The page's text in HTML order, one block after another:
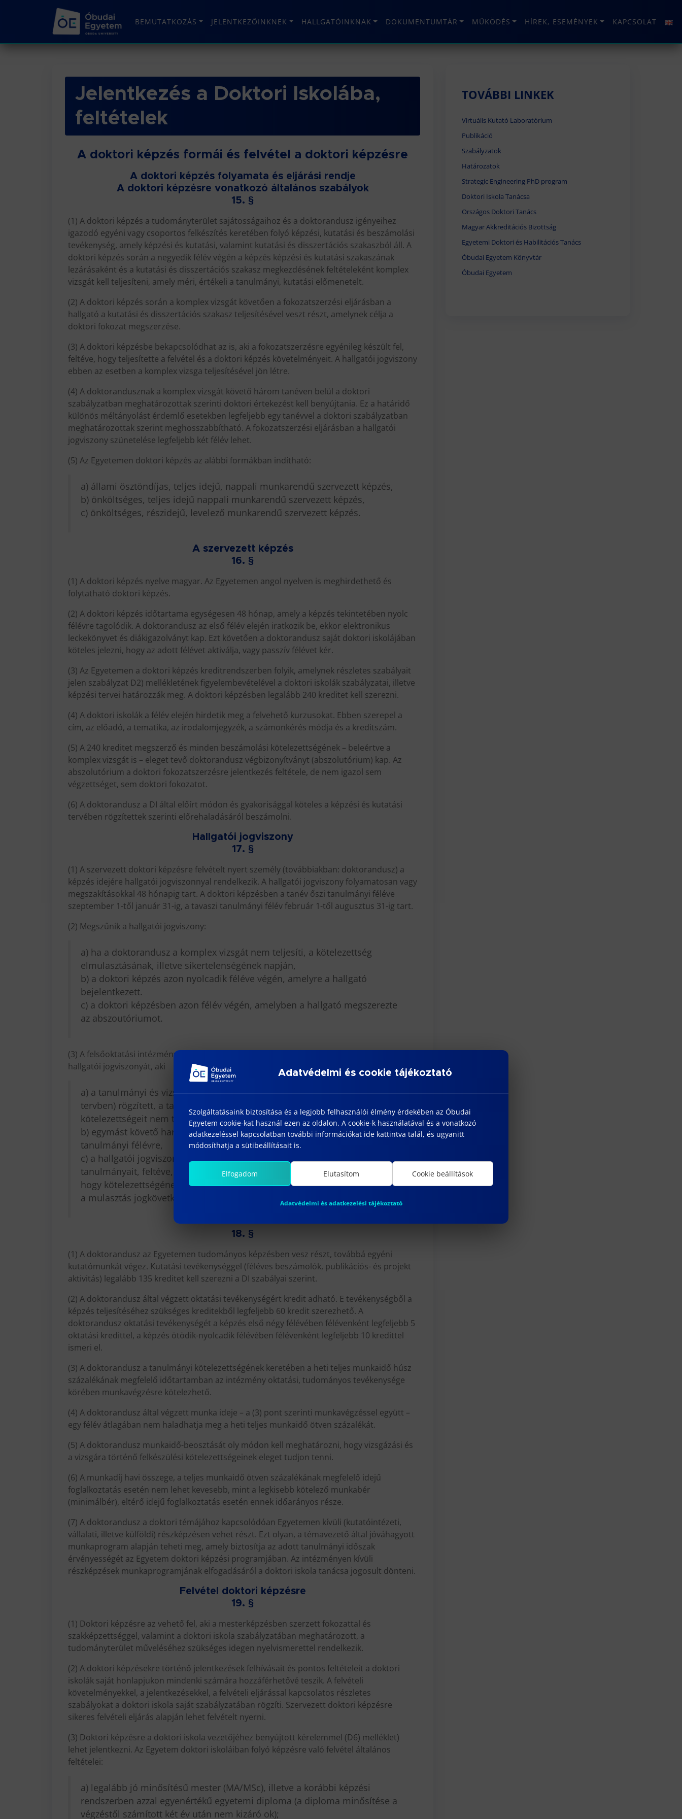
BEMUTATKOZÁS JELENTKEZŐINKNEK HALLGATÓINKNAK DOKUMENTUMTÁR MŰKÖDÉS HÍREK, ESEMÉNYEK KAPCSOLAT
Jelentkezés a Doktori Iskolába,
feltételek
A doktori képzés formái és felvétel a doktori képzésre
A doktori képzés folyamata és eljárási rendje
A doktori képzésre vonatkozó általános szabályok
15. §
(1) A doktori képzés a tudományterület sajátosságaihoz és a doktorandusz igényeihez
igazodó egyéni vagy csoportos felkészítés keretében folyó képzési, kutatási és beszámolási
tevékenység, amely képzési és kutatási, valamint kutatási és disszertációs szakaszból áll. A
doktori képzés során a negyedik félév végén a képzés képzési és kutatási szakaszának
lezárásaként és a kutatási és disszertációs szakasz megkezdésének feltételeként komplex
vizsgát kell teljesíteni, amely méri, értékeli a tanulmányi, kutatási előmenetelt.
(2) A doktori képzés során a komplex vizsgát követően a fokozatszerzési eljárásban a
hallgató a kutatási és disszertációs szakasz teljesítésével veszt részt, amelynek célja a
doktori fokozat megszerzése.
(3) A doktori képzésbe bekapcsolódhat az is, aki a fokozatszerzésre egyénileg készült fel,
feltéve, hogy teljesítette a felvétel és a doktori képzés követelményeit. A hallgatói jogviszony
ebben az esetben a komplex vizsga teljesítésével jön létre.
(4) A doktorandusznak a komplex vizsgát követő három tanéven belül a doktori
szabályzatban meghatározottak szerinti doktori értekezést kell benyújtania. Ez a határidő
különös méltányolást érdemlő esetekben legfeljebb egy tanévvel a doktori szabályzatban
meghatározottak szerint meghosszabbítható. A fokozatszerzési eljárásban a hallgatói
jogviszony szünetelése legfeljebb két félév lehet.
(5) Az Egyetemen doktori képzés az alábbi formákban indítható:
a) állami ösztöndíjas, teljes idejű, nappali munkarendű szervezett képzés,
b) önköltséges, teljes idejű nappali munkarendű szervezett képzés,
c) önköltséges, részidejű, levelező munkarendű szervezett képzés.
A szervezett képzés
16. §
(1) A doktori képzés nyelve magyar. Az Egyetemen angol nyelven is meghirdethető és
folytatható doktori képzés.
(2) A doktori képzés időtartama egységesen 48 hónap, amely a képzés tekintetében nyolc
félévre tagolódik. A doktorandusz az első félév elején iratkozik be, ekkor elektronikus
leckekönyvet és diákigazolványt kap. Ezt követően a doktorandusz saját doktori iskolájában
köteles jelezni, hogy az adott félévet aktiválja, vagy passzív félévet kér.
(3) Az Egyetemen a doktori képzés kreditrendszerben folyik, amelynek részletes szabályait
jelen szabályzat D2) mellékletének figyelembevételével a doktori iskolák szabályzatai, illetve
képzési tervei határozzák meg. A doktori képzésben legalább 240 kreditet kell szerezni.
(4) A doktori iskolák a félév elején hirdetik meg a felvehető kurzusokat. Ebben szerepel a
cím, az előadó, a tematika, az irodalomjegyzék, a számonkérés módja és a kreditszám.
(5) A 240 kreditet megszerző és minden beszámolási kötelezettségének – beleértve a
komplex vizsgát is – eleget tevő doktorandusz végbizonyítványt (abszolutórium) kap. Az
abszolutórium a doktori fokozatszerzésre jelentkezés feltétele, de nem igazol sem
végzettséget, sem doktori fokozatot.
(6) A doktorandusz a DI által előírt módon és gyakorisággal köteles a képzési és kutatási
tervében rögzítettek szerinti előrehaladásáról beszámolni.
Hallgatói jogviszony
17. §
(1) A szervezett doktori képzésre felvételt nyert személy (továbbiakban: doktorandusz) a
képzés idejére hallgatói jogviszonnyal rendelkezik. A hallgatói jogviszony folyamatosan vagy
megszakításokkal 48 hónapig tart. A doktori képzésben a tanév őszi tanulmányi féléve
szeptember 1-től január 31-ig, a tavaszi tanulmányi félév február 1-től augusztus 31-ig tart.
(2) Megszűnik a hallgatói jogviszony:
a) ha a doktorandusz a komplex vizsgát nem teljesíti, a kötelezettség
elmulasztásának, illetve sikertelenségének napján,
b) a doktori képzés azon nyolcadik féléve végén, amelyre a hallgató
bejelentkezett.
c) a doktori képzésben azon félév végén, amelyben a hallgató megszerezte
az abszoutóriumot.
(3) A felsőoktatási intézmény egyoldalú nyilatkozattal is megszünteti annak a hallgatónak a
hallgatói jogviszonyát, aki
a) a tanulmányi és vizsgaszabályzatban, illetve a tantervben (képzési
tervben) rögzített, a tanulmányokban való előrehaladással kapcsolatos
kötelezettségeit nem teljesíti,
b) egymást követő harmadik alkalommal nem jelentkezik be a következő
tanulmányi félévre,
c) a hallgatói jogviszony szünetelését követően nem kezdi meg
tanulmányait, feltéve, hogy a hallgatót előzetesen írásban felhívták arra,
hogy kötelezettségének a megadott határidőig tegyen eleget és tájékoztatták
a mulasztás jogkövetkezményeiről.
18. §
(1) A doktorandusz az Egyetemen tudományos képzésben vesz részt, továbbá egyéni
kutatómunkát végez. Kutatási tevékenységgel (féléves beszámolók, publikációs- és projekt
aktivitás) legalább 135 kreditet kell szerezni a DI szabályai szerint.
(2) A doktorandusz által végzett oktatási tevékenységért kredit adható. E tevékenységből a
képzés teljesítéséhez szükséges kreditekből legfeljebb 60 kredit szerezhető. A
doktorandusz oktatási tevékenységét a képzés első négy félévében félévenként legfeljebb 5
oktatási kredittel, a képzés ötödik-nyolcadik félévében félévenként legfeljebb 10 kredittel
ismeri el.
(3) A doktorandusz a tanulmányi kötelezettségének keretében a heti teljes munkaidő húsz
százalékának megfelelő időtartamban az intézmény oktatási, tudományos tevékenysége
körében munkavégzésre kötelezhető.
(4) A doktorandusz által végzett munka ideje – a (3) pont szerinti munkavégzéssel együtt –
egy félév átlagában nem haladhatja meg a heti teljes munkaidő ötven százalékát.
(5) A doktorandusz munkaidő-beosztását oly módon kell meghatározni, hogy vizsgázási és
a vizsgára történő felkészülési kötelezettségeinek eleget tudjon tenni.
(6) A munkadíj havi összege, a teljes munkaidő ötven százalékának megfelelő idejű
foglalkoztatás esetén nem lehet kevesebb, mint a legkisebb kötelező munkabér
(minimálbér), eltérő idejű foglalkoztatás esetén ennek időarányos része.
(7) A doktorandusz a doktori témájához kapcsolódóan Egyetemen kívüli (kutatóintézeti,
vállalati, illetve külföldi) részképzésen vehet részt. Ezt olyan, a témavezető által jóváhagyott
munkaprogram alapján teheti meg, amely biztosítja az adott tanulmányi időszak
érvényességét az Egyetem doktori képzési programjában. Az intézményen kívüli
részképzések munkaprogramjának elfogadásáról a doktori iskola tanácsa jogosult dönteni.
Felvétel doktori képzésre
19. §
(1) Doktori képzésre az vehető fel, aki a mesterképzésben szerzett fokozattal és
szakképzettséggel, valamint a doktori iskola szabályzatában meghatározott, a
tudományterület műveléséhez szükséges idegen nyelvismerettel rendelkezik.
(2) A doktori képzésekre történő jelentkezések felhívásait és pontos feltételeit a doktori
iskolák saját honlapjukon mindenki számára hozzáférhetővé teszik. A felvételi
követelményekkel, a jelentkezésekkel, a felvételi eljárással kapcsolatos részletes
szabályokat a doktori iskola saját szabályzatában rögzíti. Szervezett doktori képzésre
sikeres felvételi eljárás alapján lehet felvételt nyerni.
(3) Doktori képzésre a doktori iskola vezetőjéhez benyújtott kérelemmel (D6) melléklet)
lehet jelentkezni. Az Egyetem doktori iskoláiban folyó képzésre való felvétel általános
feltételei:
a) legalább jó minősítésű mester (MA/MSc), illetve a korábbi képzési
rendszerben azzal egyenértékű egyetemi diploma (a diploma minősítése a
végzéstől számított két év után nem kizáró ok);
TOVÁBBI LINKEK
Virtuális Kutató Laboratórium
Publikáció
Szabályzatok
Határozatok
Strategic Engineering PhD program
Doktori Iskola Tanácsa
Országos Doktori Tanács
Magyar Akkreditációs Bizottság
Egyetemi Doktori és Habilitációs Tanács
Óbudai Egyetem Könyvtár
Óbudai Egyetem
Adatvédelmi és cookie tájékoztató
Szolgáltatásaink biztosítása és a legjobb felhasználói élmény érdekében az Óbudai
Egyetem cookie-kat használ ezen az oldalon. A cookie-k használatával és a vonatkozó
adatkezeléssel kapcsolatban további információkat ide kattintva talál, és ugyanitt
módosíthatja a sütibeállításait is.
Elfogadom Elutasítom Cookie beállítások
Adatvédelmi és adatkezelési tájékoztató